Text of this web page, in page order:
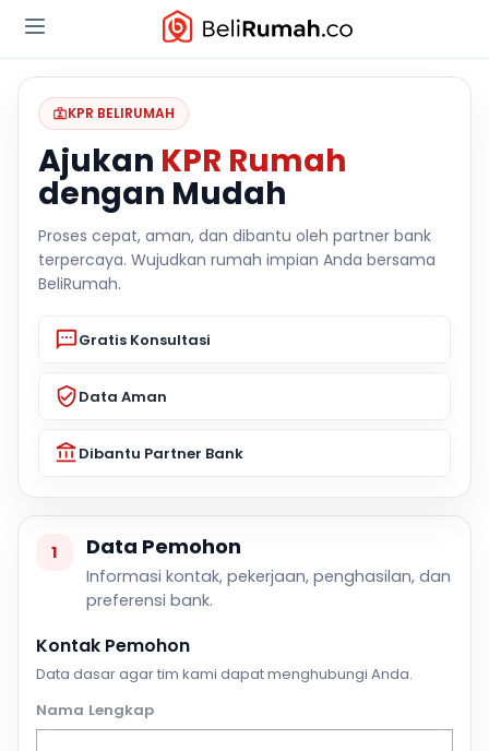
KPR BELIRUMAH
Ajukan KPR Rumah
dengan Mudah
Proses cepat, aman, dan dibantu oleh partner bank
terpercaya. Wujudkan rumah impian Anda bersama
BeliRumah.
Gratis Konsultasi
Data Aman
Dibantu Partner Bank
1 Data Pemohon
Informasi kontak, pekerjaan, penghasilan, dan
preferensi bank.
Kontak Pemohon
Data dasar agar tim kami dapat menghubungi Anda.
Nama Lengkap